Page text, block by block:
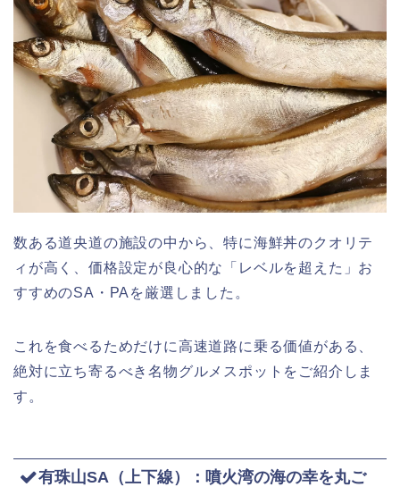
数ある道央道の施設の中から、特に海鮮丼のクオリテ
ィが高く、価格設定が良心的な「レベルを超えた」お
すすめのSA・PAを厳選しました。
これを食べるためだけに高速道路に乗る価値がある、
絶対に立ち寄るべき名物グルメスポットをご紹介しま
す。
有珠山SA（上下線）：噴火湾の海の幸を丸ご